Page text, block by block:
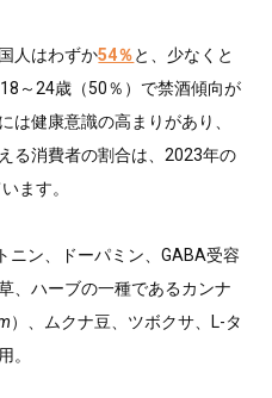
人はわずか54％と、少なくと
～24歳（50％）で禁酒傾向が
は健康意識の高まりがあり、
る消費者の割合は、2023年の
ます。
ニン、ドーパミン、GABA受容
、ハーブの一種であるカンナ
）、ムクナ豆、ツボクサ、L-タ
。